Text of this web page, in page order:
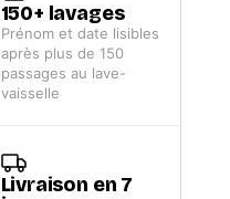
150+ lavages
Prénom et date lisibles
après plus de 150
passages au lave-
vaisselle
Livraison en 7